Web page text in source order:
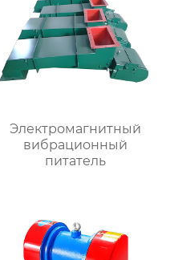
Электромагнитный
вибрационный
питатель